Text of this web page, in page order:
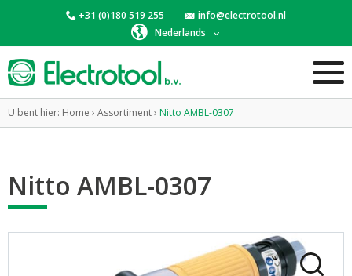
+31 (0)180 519 255
info@electrotool.nl
Nederlands
U bent hier: Home › Assortiment› Nitto AMBL-0307
Nitto AMBL-0307